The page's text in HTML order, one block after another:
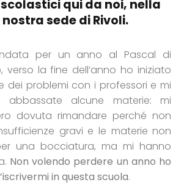
qui da noi, nella
nostra sede di Rivoli.
per un anno al Pascal di
verso la fine dell’anno ho iniziato
dei problemi con i professori e mi
abbassate alcune materie: mi
dovuta rimandare perché non
gravi e le materie non
una bocciatura, ma mi hanno
Non volendo perdere un anno ho
in questa scuola.